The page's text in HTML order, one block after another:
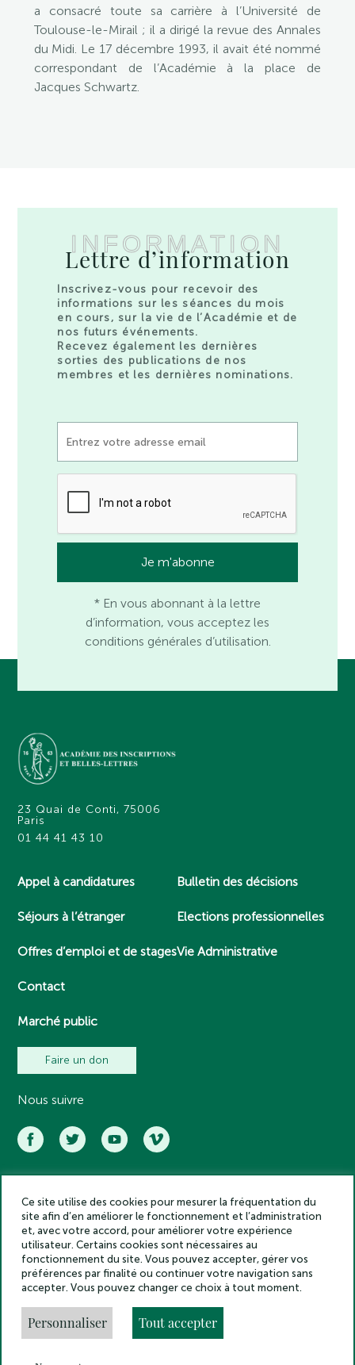
a consacré toute sa carrière à l’Université de
Toulouse-le-Mirail ; il a dirigé la revue des Annales
du Midi. Le 17 décembre 1993, il avait été nommé
correspondant de l’Académie à la place de
Jacques Schwartz.
INFORMATION
Lettre d’information
Inscrivez-vous pour recevoir des
informations sur les séances du mois
en cours, sur la vie de l’Académie et de
nos futurs événements.
Recevez également les dernières
sorties des publications de nos
membres et les dernières nominations.
* En vous abonnant à la lettre
d’information, vous acceptez les
conditions générales d’utilisation.
23 Quai de Conti, 75006
Paris
01 44 41 43 10
Appel à candidatures
Séjours à l’étranger
Offres d’emploi et de stages
Contact
Marché public
Bulletin des décisions
Elections professionnelles
Vie Administrative
Faire un don
Nous suivre
Académie des inscriptions et belles lettres – Tous droits réservés
2025
Politique de confidentialité
Mentions légales
Crédits
Gestion des cookies
Made by
Ce site utilise des cookies pour mesurer la fréquentation du
site afin d’en améliorer le fonctionnement et l’administration
et, avec votre accord, pour améliorer votre expérience
utilisateur. Certains cookies sont nécessaires au
fonctionnement du site. Vous pouvez accepter, gérer vos
préférences par finalité ou continuer votre navigation sans
accepter. Vous pouvez changer ce choix à tout moment.
Personnaliser Tout accepter